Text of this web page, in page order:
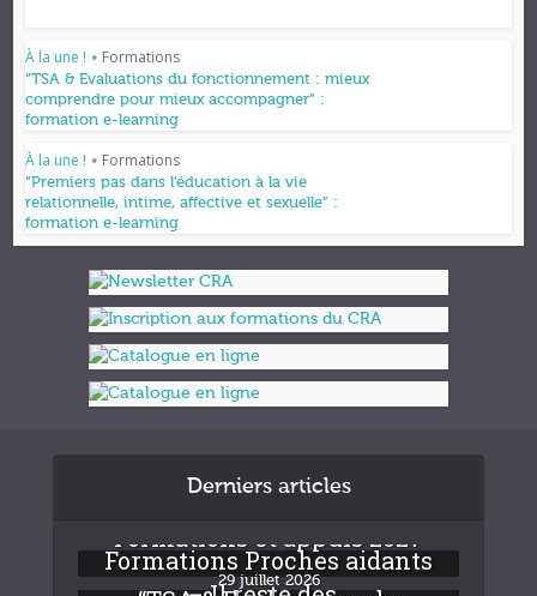
À la une ! • Formations
“TSA & Evaluations du fonctionnement : mieux
comprendre pour mieux accompagner” :
formation e-learning
À la une ! • Formations
“Premiers pas dans l’éducation à la vie
relationnelle, intime, affective et sexuelle” :
formation e-learning
Derniers articles
Formations et appuis 2027
29 juillet 2026
Formations Proches aidants